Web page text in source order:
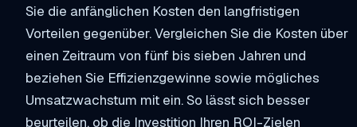
Sie die anfänglichen Kosten den langfristigen
Vorteilen gegenüber. Vergleichen Sie die Kosten über
einen Zeitraum von fünf bis sieben Jahren und
beziehen Sie Effizienzgewinne sowie mögliches
Umsatzwachstum mit ein. So lässt sich besser
beurteilen, ob die Investition Ihren ROI-Zielen